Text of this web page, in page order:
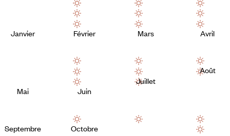
Janvier Février Mars Avril
Mai Juin
Juillet
Août
Septembre
Octobre